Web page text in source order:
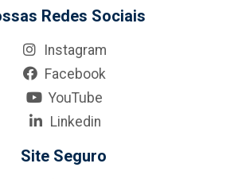
Redes Sociais
Instagram
Facebook
YouTube
Linkedin
Site Seguro